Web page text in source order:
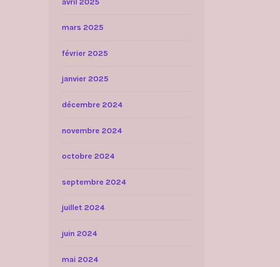
mars 2025
février 2025
janvier 2025
décembre 2024
novembre 2024
octobre 2024
septembre 2024
juillet 2024
juin 2024
mai 2024